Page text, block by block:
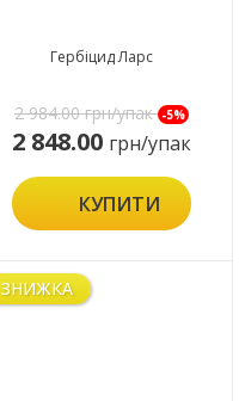
Гербіцид Ларс
2 984.00грн/упак -5%
2 848.00 грн/упак
КУПИТИ
ЗНИЖКА